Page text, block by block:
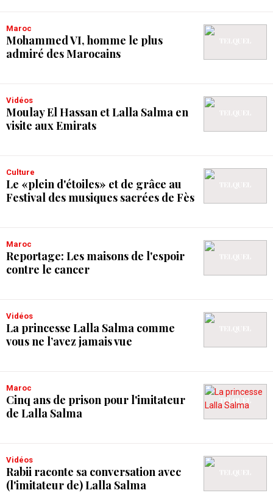
Maroc
Mohammed VI, homme le plus
admiré des Marocains
Vidéos
Moulay El Hassan et Lalla Salma en
visite aux Emirats
Culture
Le «plein d'étoiles» et de grâce au
Festival des musiques sacrées de Fès
Maroc
Reportage: Les maisons de l'espoir
contre le cancer
Vidéos
La princesse Lalla Salma comme
vous ne l’avez jamais vue
Maroc
Cinq ans de prison pour l'imitateur
de Lalla Salma
Vidéos
Rabii raconte sa conversation avec
(l'imitateur de) Lalla Salma